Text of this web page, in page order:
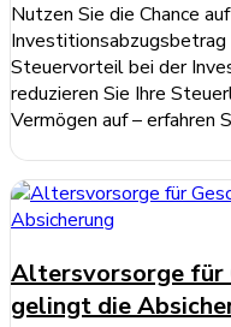
Nutzen Sie die Chance
Investitionsabzugsbetrag
Steuervorteil bei der
reduzieren Sie Ihre
Vermögen auf – erfahren
weiterlesen ...
Altersvorsorge für
gelingt die